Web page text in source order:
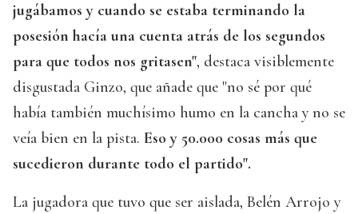
jugábamos y cuando se estaba terminando la
posesión hacía una cuenta atrás de los segundos
para que todos nos gritasen", destaca visiblemente
disgustada Ginzo, que añade que "no sé por qué
había también muchísimo humo en la cancha y no se
veía bien en la pista. Eso y 50.000 cosas más que
sucedieron durante todo el partido".
La jugadora que tuvo que ser aislada, Belén Arrojo y